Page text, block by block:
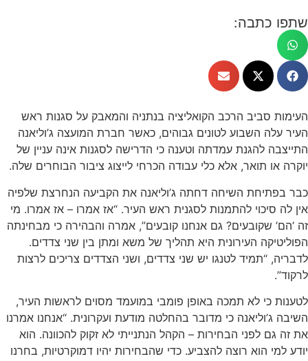
שתפו כתבה:
העימות סביב הרכב הקואליציה בנתניה והמאבק על סגנות ראש
העיר עלה השבוע לטונים גבוהים, כאשר חברת המועצה ג’וליאנה
התייצבה להגנת עמדתה וטענה כי הדרישה לסגנות אינה עניין של
יוקרה או תואר, אלא כלי עבודה הכרחי לייצוג ציבור הבוחרים שלה.
כבר בפתיחת השיחה דחתה ג’וליאנה את הקביעה הנחרצת שלפיה
אין לה סיכוי להתמנות לסגנית ראש העיר. “אז אמרו – אז אמרו. מי
זה ‘הם’ שקובעים? גם אנחנו קובעים”, אמרה והבהירה כי מבחינתה
הפוליטיקה העירונית היא תהליך של משא ומתן בין שני צדדים.
לדבריה, “תמיד לטנגו יש שני צדדים, ושני הצדדים צריכים לרצות
לרקוד”.
לטענות כי לא תמכה באופן פומבי במועמד מסוים לראשות העיר,
השיבה ג’וליאנה כי מדובר בהחלטה מודעת ועקרונית. “אנחנו אמרנו
את זה גם לפני הבחירות – הקהל הנתנייתי לא זקוק להכוונה. הוא
יודע למי הוא רוצה להצביע. כדי שהבחירות יהיו דמוקרטיות, בחרנו